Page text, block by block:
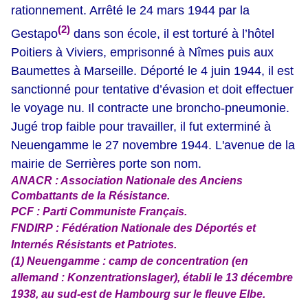
rationnement. Arrêté le 24 mars 1944 par la
Gestapo(2) dans son école, il est torturé à l’hôtel
Poitiers à Viviers, emprisonné à Nîmes puis aux
Baumettes à Marseille. Déporté le 4 juin 1944, il est
sanctionné pour tentative d’évasion et doit effectuer
le voyage nu. Il contracte une broncho-pneumonie.
Jugé trop faible pour travailler, il fut exterminé à
Neuengamme le 27 novembre 1944. L'avenue de la
mairie de Serrières porte son nom.
ANACR : Association Nationale des Anciens
Combattants de la Résistance.
PCF : Parti Communiste Français.
FNDIRP : Fédération Nationale des Déportés et
Internés Résistants et Patriotes.
(1) Neuengamme : camp de concentration (en
allemand : Konzentrationslager), établi le 13 décembre
1938, au sud-est de Hambourg sur le fleuve Elbe.